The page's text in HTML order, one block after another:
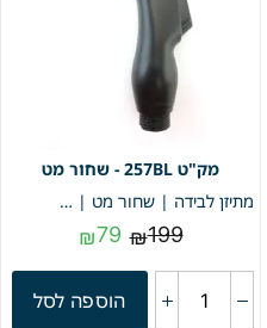
257BL - שחור מט
מתיזן לבידה | שחור מט | מק"ט 257BL
₪199
₪79
הוספה לסל